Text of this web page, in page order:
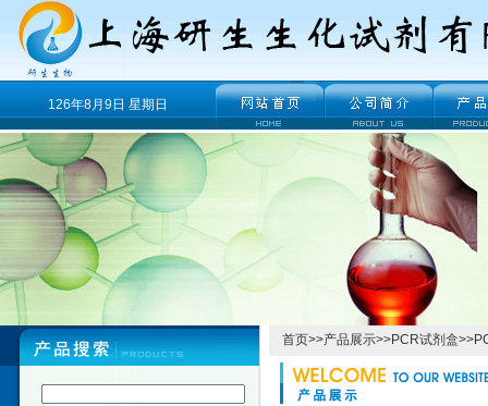
126年8月9日 星期日
首页>>产品展示>>PCR试剂盒>>